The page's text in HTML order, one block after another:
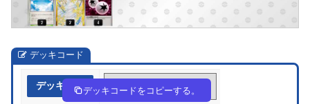
デッキコード
デッキ作成 fFVFwv-Wlj8nQ-bvfdkk
デッキコードをコピーする。